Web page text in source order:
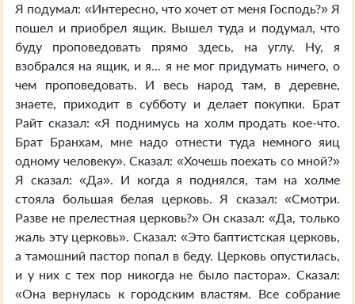
Я подумал: «Интересно, что хочет от меня Господь?» Я
пошел и приобрел ящик. Вышел туда и подумал, что
буду проповедовать прямо здесь, на углу. Ну, я
взобрался на ящик, и я... я не мог придумать ничего, о
чем проповедовать. И весь народ там, в деревне,
знаете, приходит в субботу и делает покупки. Брат
Райт сказал: «Я поднимусь на холм продать кое-что.
Брат Бранхам, мне надо отнести туда немного яиц
одному человеку». Сказал: «Хочешь поехать со мной?»
Я сказал: «Да». И когда я поднялся, там на холме
стояла большая белая церковь. Я сказал: «Смотри.
Разве не прелестная церковь?» Он сказал: «Да, только
жаль эту церковь». Сказал: «Это баптистская церковь,
а тамошний пастор попал в беду. Церковь опустилась,
и у них с тех пор никогда не было пастора». Сказал:
«Она вернулась к городским властям. Все собрание